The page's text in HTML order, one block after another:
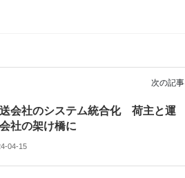
次の記事
会社のシステム統合化 荷主と運
社の架け橋に
04-15